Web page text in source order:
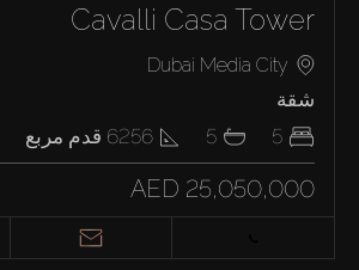
Cavalli Casa Tower
Dubai Media City
شقة
5
5
6256 قدم مربع
AED 25,050,000